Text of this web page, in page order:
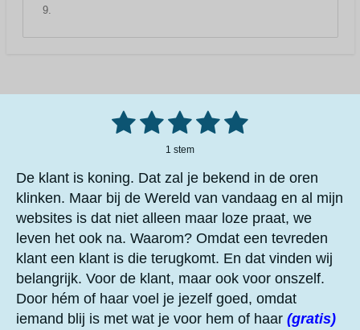
n
g
:
5
s
e
r
1
t
e
r
2
t
e
r
r
e
n
3
s
t
e
r
r
e
n
4
t
e
r
r
e
n
5
t
e
r
r
e
n
e
n
1 stem
De klant is koning. Dat zal je bekend in de oren
klinken. Maar bij de Wereld van vandaag en al mijn
websites is dat niet alleen maar loze praat, we
leven het ook na. Waarom? Omdat een tevreden
klant een klant is die terugkomt. En dat vinden wij
belangrijk. Voor de klant, maar ook voor onszelf.
Door hém of haar voel je jezelf goed, omdat
iemand blij is met wat je voor hem of haar (gratis)